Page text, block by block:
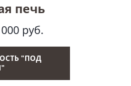
печь
руб.
"ПОД